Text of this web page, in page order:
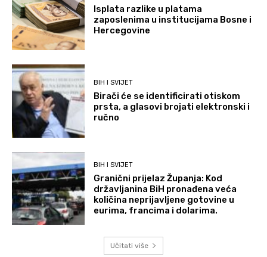
Isplata razlike u platama
zaposlenima u institucijama Bosne i
Hercegovine
BIH I SVIJET
Birači će se identificirati otiskom
prsta, a glasovi brojati elektronski i
ručno
BIH I SVIJET
Granični prijelaz Županja: Kod
državljanina BiH pronađena veća
količina neprijavljene gotovine u
eurima, francima i dolarima.
Učitati više